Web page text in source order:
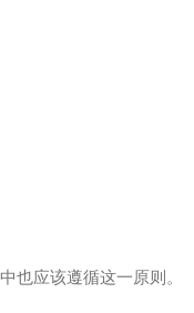
也应该遵循这一原则。